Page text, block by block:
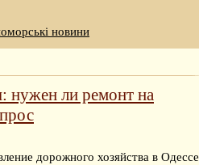
новини
нужен ли ремонт на
дорожного хозяйства в Одессе